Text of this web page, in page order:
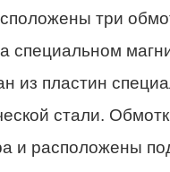
три
специальном
из пластин
стали.
и расположены